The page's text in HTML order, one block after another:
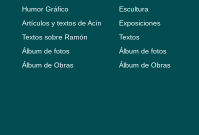
Humor Gráfico
Artículos y textos de Acín
Textos sobre Ramón
Álbum de fotos
Álbum de Obras
Escultura
Exposiciones
Textos
Álbum de fotos
Álbum de Obras